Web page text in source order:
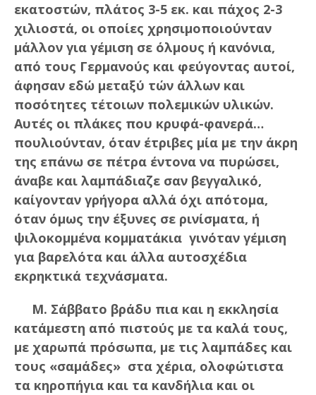
εκατοστών, πλάτος 3-5 εκ. και πάχος 2-3
χιλιοστά, οι οποίες χρησιμοποιούνταν
μάλλον για γέμιση σε όλμους ή κανόνια,
από τους Γερμανούς και φεύγοντας αυτοί,
άφησαν εδώ μεταξύ τών άλλων και
ποσότητες τέτοιων πολεμικών υλικών.
Αυτές οι πλάκες που κρυφά-φανερά…
πουλιούνταν, όταν έτριβες μία με την άκρη
της επάνω σε πέτρα έντονα να πυρώσει,
άναβε και λαμπάδιαζε σαν βεγγαλικό,
καίγονταν γρήγορα αλλά όχι απότομα,
όταν όμως την έξυνες σε ρινίσματα, ή
ψιλοκομμένα κομματάκια γινόταν γέμιση
για βαρελότα και άλλα αυτοσχέδια
εκρηκτικά τεχνάσματα.
Μ. Σάββατο βράδυ πια και η εκκλησία
κατάμεστη από πιστούς με τα καλά τους,
με χαρωπά πρόσωπα, με τις λαμπάδες και
τους «σαμάδες» στα χέρια, ολοφώτιστα
τα κηροπήγια και τα κανδήλια και οι